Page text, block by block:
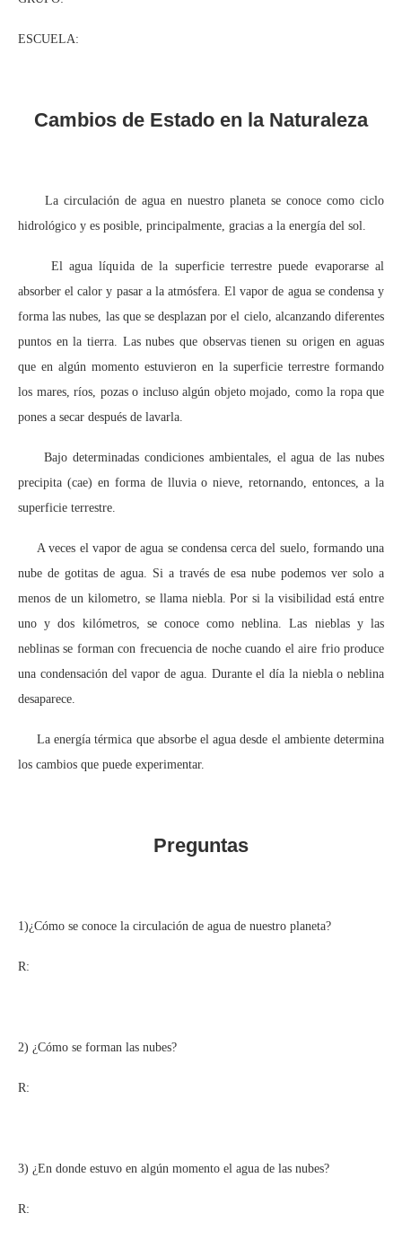
ESCUELA:
Cambios de Estado en la Naturaleza
La circulación de agua en nuestro planeta se conoce como ciclo
hidrológico y es posible, principalmente, gracias a la energía del sol.
El agua líquida de la superficie terrestre puede evaporarse al
absorber el calor y pasar a la atmósfera. El vapor de agua se condensa y
forma las nubes, las que se desplazan por el cielo, alcanzando diferentes
puntos en la tierra. Las nubes que observas tienen su origen en aguas
que en algún momento estuvieron en la superficie terrestre formando
los mares, ríos, pozas o incluso algún objeto mojado, como la ropa que
pones a secar después de lavarla.
Bajo determinadas condiciones ambientales, el agua de las nubes
precipita (cae) en forma de lluvia o nieve, retornando, entonces, a la
superficie terrestre.
A veces el vapor de agua se condensa cerca del suelo, formando una
nube de gotitas de agua. Si a través de esa nube podemos ver solo a
menos de un kilometro, se llama niebla. Por si la visibilidad está entre
uno y dos kilómetros, se conoce como neblina. Las nieblas y las
neblinas se forman con frecuencia de noche cuando el aire frio produce
una condensación del vapor de agua. Durante el día la niebla o neblina
desaparece.
La energía térmica que absorbe el agua desde el ambiente determina
los cambios que puede experimentar.
Preguntas
1)¿Cómo se conoce la circulación de agua de nuestro planeta?
R:
2) ¿Cómo se forman las nubes?
R:
3) ¿En donde estuvo en algún momento el agua de las nubes?
R: